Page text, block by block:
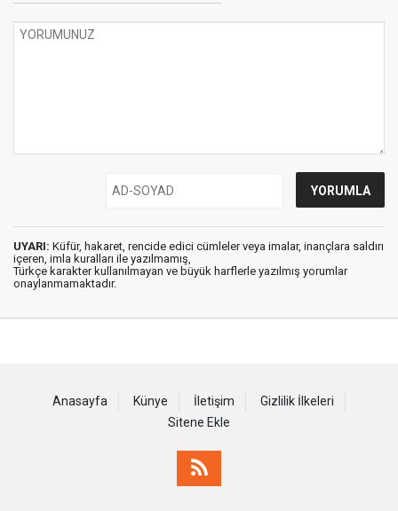
UYARI: Küfür, hakaret, rencide edici cümleler veya imalar, inançlara saldırı
içeren, imla kuralları ile yazılmamış,
Türkçe karakter kullanılmayan ve büyük harflerle yazılmış yorumlar
onaylanmamaktadır.
Anasayfa Künye İletişim
Gizlilik İlkeleri
Sitene Ekle